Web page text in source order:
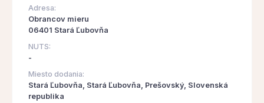
Adresa:
Obrancov mieru
06401 Stará Ľubovňa
NUTS:
-
Miesto dodania:
Stará Ľubovňa, Stará Ľubovňa, Prešovský, Slovenská
republika